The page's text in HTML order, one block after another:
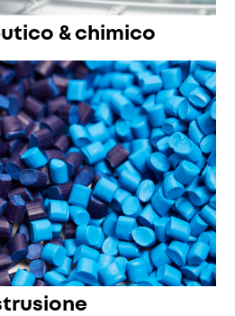
& chimico